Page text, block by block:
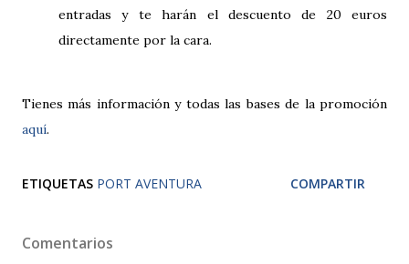
entradas y te harán el descuento de 20 euros
directamente por la cara.
Tienes más información y todas las bases de la promoción
aquí.
ETIQUETAS PORT AVENTURA COMPARTIR
Comentarios